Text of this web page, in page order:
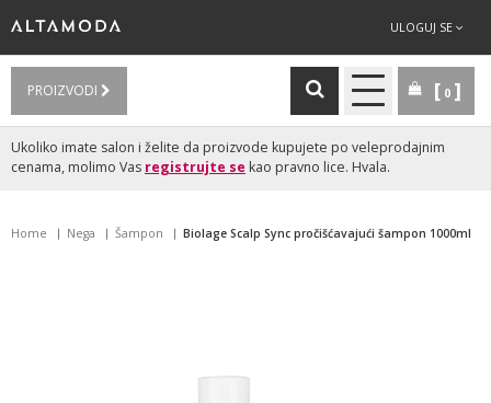
ULOGUJ SE
PROIZVODI 0
Ukoliko imate salon i želite da proizvode kupujete po veleprodajnim
cenama, molimo Vas registrujte se kao pravno lice. Hvala.
Home Nega Šampon Biolage Scalp Sync pročišćavajući šampon 1000ml